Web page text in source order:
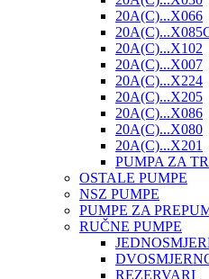
20A(C)...X066
20A(C)...X102
20A(C)...X007
20A(C)...X224
20A(C)...X205
20A(C)...X086
20A(C)...X080
20A(C)...X201
PUMPA ZA
OSTALE PUMPE
NSZ PUMPE
PUMPE ZA
RUČNE PUMPE
REZERVARI